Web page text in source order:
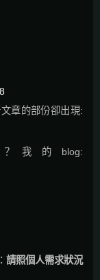
章的部份卻出現:
我的blog:
請照個人需求狀況